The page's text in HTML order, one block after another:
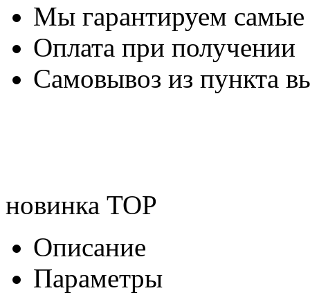
Мы гарантируем
Оплата при получении
Самовывоз из пункта
новинка TOP
Описание
Параметры